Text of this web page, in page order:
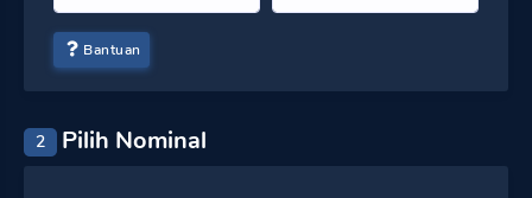
Bantuan
2 Pilih Nominal